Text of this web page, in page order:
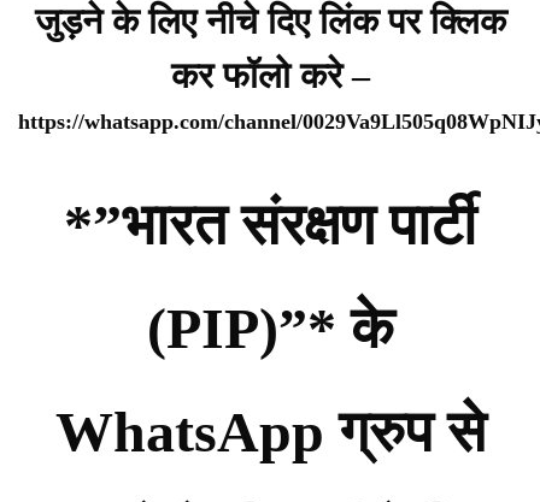
जुड़ने के लिए नीचे दिए लिंक पर क्लिक
कर फॉलो करे –
https://whatsapp.com/channel/
*”भारत संरक्षण पार्टी
(PIP)”* के
WhatsApp ग्रुप से